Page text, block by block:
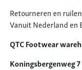
Retourneren en
Vanuit Nederland en
QTC Footwear
Koningsbergenweg 7